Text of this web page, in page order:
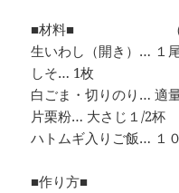
■材料■ （１
生いわし（開き）… １
しそ… 1枚
白ごま・切りのり… 適
片栗粉… 大さじ１/2杯
ハトムギ入りご飯… １
■作り方■